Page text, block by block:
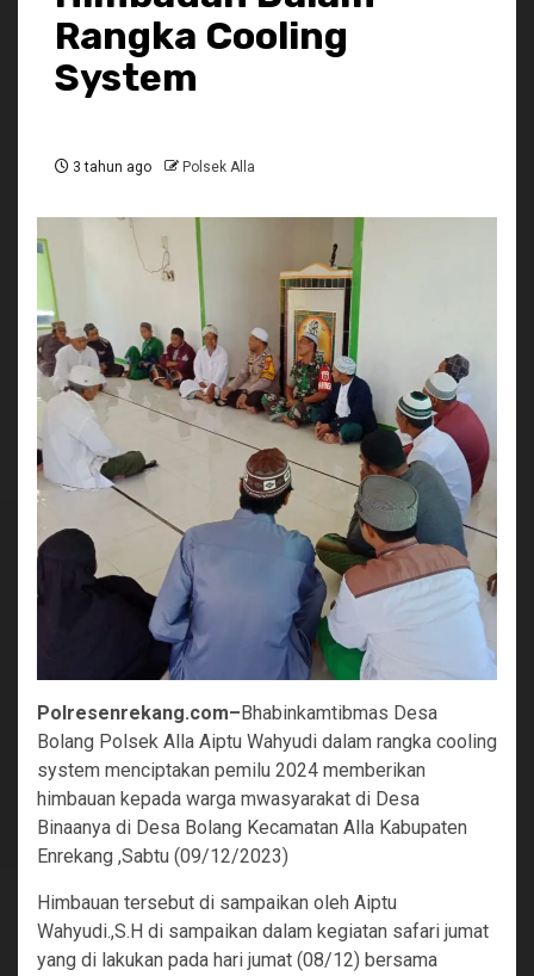
Rangka Cooling
System
3 tahun ago Polsek Alla
Polresenrekang.com–Bhabinkamtibmas Desa
Bolang Polsek Alla Aiptu Wahyudi dalam rangka cooling
system menciptakan pemilu 2024 memberikan
himbauan kepada warga mwasyarakat di Desa
Binaanya di Desa Bolang Kecamatan Alla Kabupaten
Enrekang ,Sabtu (09/12/2023)
Himbauan tersebut di sampaikan oleh Aiptu
Wahyudi.,S.H di sampaikan dalam kegiatan safari jumat
yang di lakukan pada hari jumat (08/12) bersama